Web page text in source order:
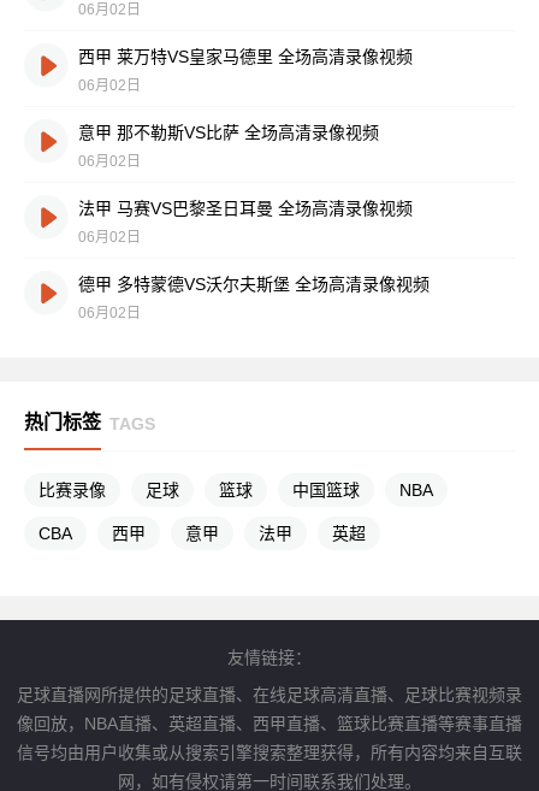
06月02日
西甲 莱万特VS皇家马德里 全场高清录像视频
06月02日
意甲 那不勒斯VS比萨 全场高清录像视频
06月02日
法甲 马赛VS巴黎圣日耳曼 全场高清录像视频
06月02日
德甲 多特蒙德VS沃尔夫斯堡 全场高清录像视频
06月02日
热门标签 TAGS
比赛录像 足球 篮球 中国篮球 NBA
CBA 西甲 意甲 法甲 英超
友情链接：
足球直播网所提供的足球直播、在线足球高清直播、足球比赛视频录
像回放，NBA直播、英超直播、西甲直播、篮球比赛直播等赛事直播
信号均由用户收集或从搜索引擎搜索整理获得，所有内容均来自互联
网，如有侵权请第一时间联系我们处理。